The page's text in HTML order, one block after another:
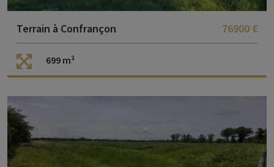
Terrain à Confrançon 76900 €
699 m²